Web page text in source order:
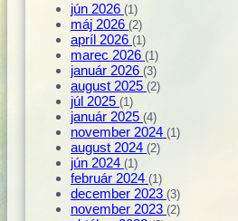
jún 2026 (1)
máj 2026 (2)
apríl 2026 (1)
marec 2026 (1)
január 2026 (3)
august 2025 (2)
júl 2025 (1)
január 2025 (4)
november 2024 (1)
august 2024 (2)
jún 2024 (1)
február 2024 (1)
december 2023 (3)
november 2023 (2)